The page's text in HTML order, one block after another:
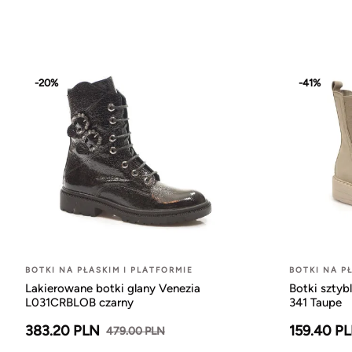
-20%
BOTKI NA PŁASKIM I PLATFORMIE
Lakierowane botki glany Venezia
L031CRBLOB czarny
383.20 PLN 479.00 PLN
-41%
BOTKI NA
Botki
341 Taupe
159.40